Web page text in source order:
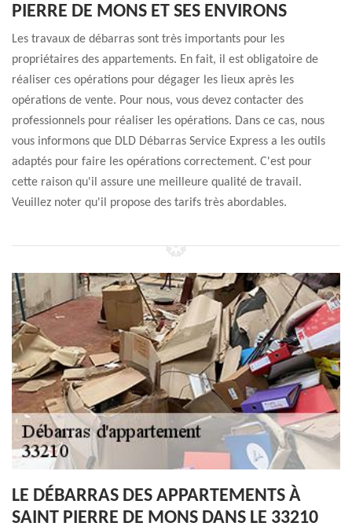
PIERRE DE MONS ET SES ENVIRONS
Les travaux de débarras sont très importants pour les
propriétaires des appartements. En fait, il est obligatoire de
réaliser ces opérations pour dégager les lieux après les
opérations de vente. Pour nous, vous devez contacter des
professionnels pour réaliser les opérations. Dans ce cas, nous
vous informons que DLD Débarras Service Express a les outils
adaptés pour faire les opérations correctement. C'est pour
cette raison qu'il assure une meilleure qualité de travail.
Veuillez noter qu'il propose des tarifs très abordables.
LE DÉBARRAS DES APPARTEMENTS À
SAINT PIERRE DE MONS DANS LE 33210